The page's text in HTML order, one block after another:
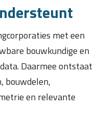
met een
bouwkundige en
Daarmee ontstaat
bouwdelen,
en relevante